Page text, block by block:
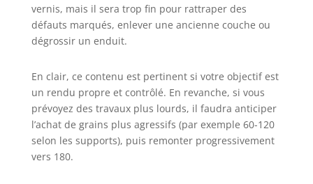
vernis, mais il sera trop fin pour rattraper des
défauts marqués, enlever une ancienne couche ou
dégrossir un enduit.
En clair, ce contenu est pertinent si votre objectif est
un rendu propre et contrôlé. En revanche, si vous
prévoyez des travaux plus lourds, il faudra anticiper
l’achat de grains plus agressifs (par exemple 60-120
selon les supports), puis remonter progressivement
vers 180.